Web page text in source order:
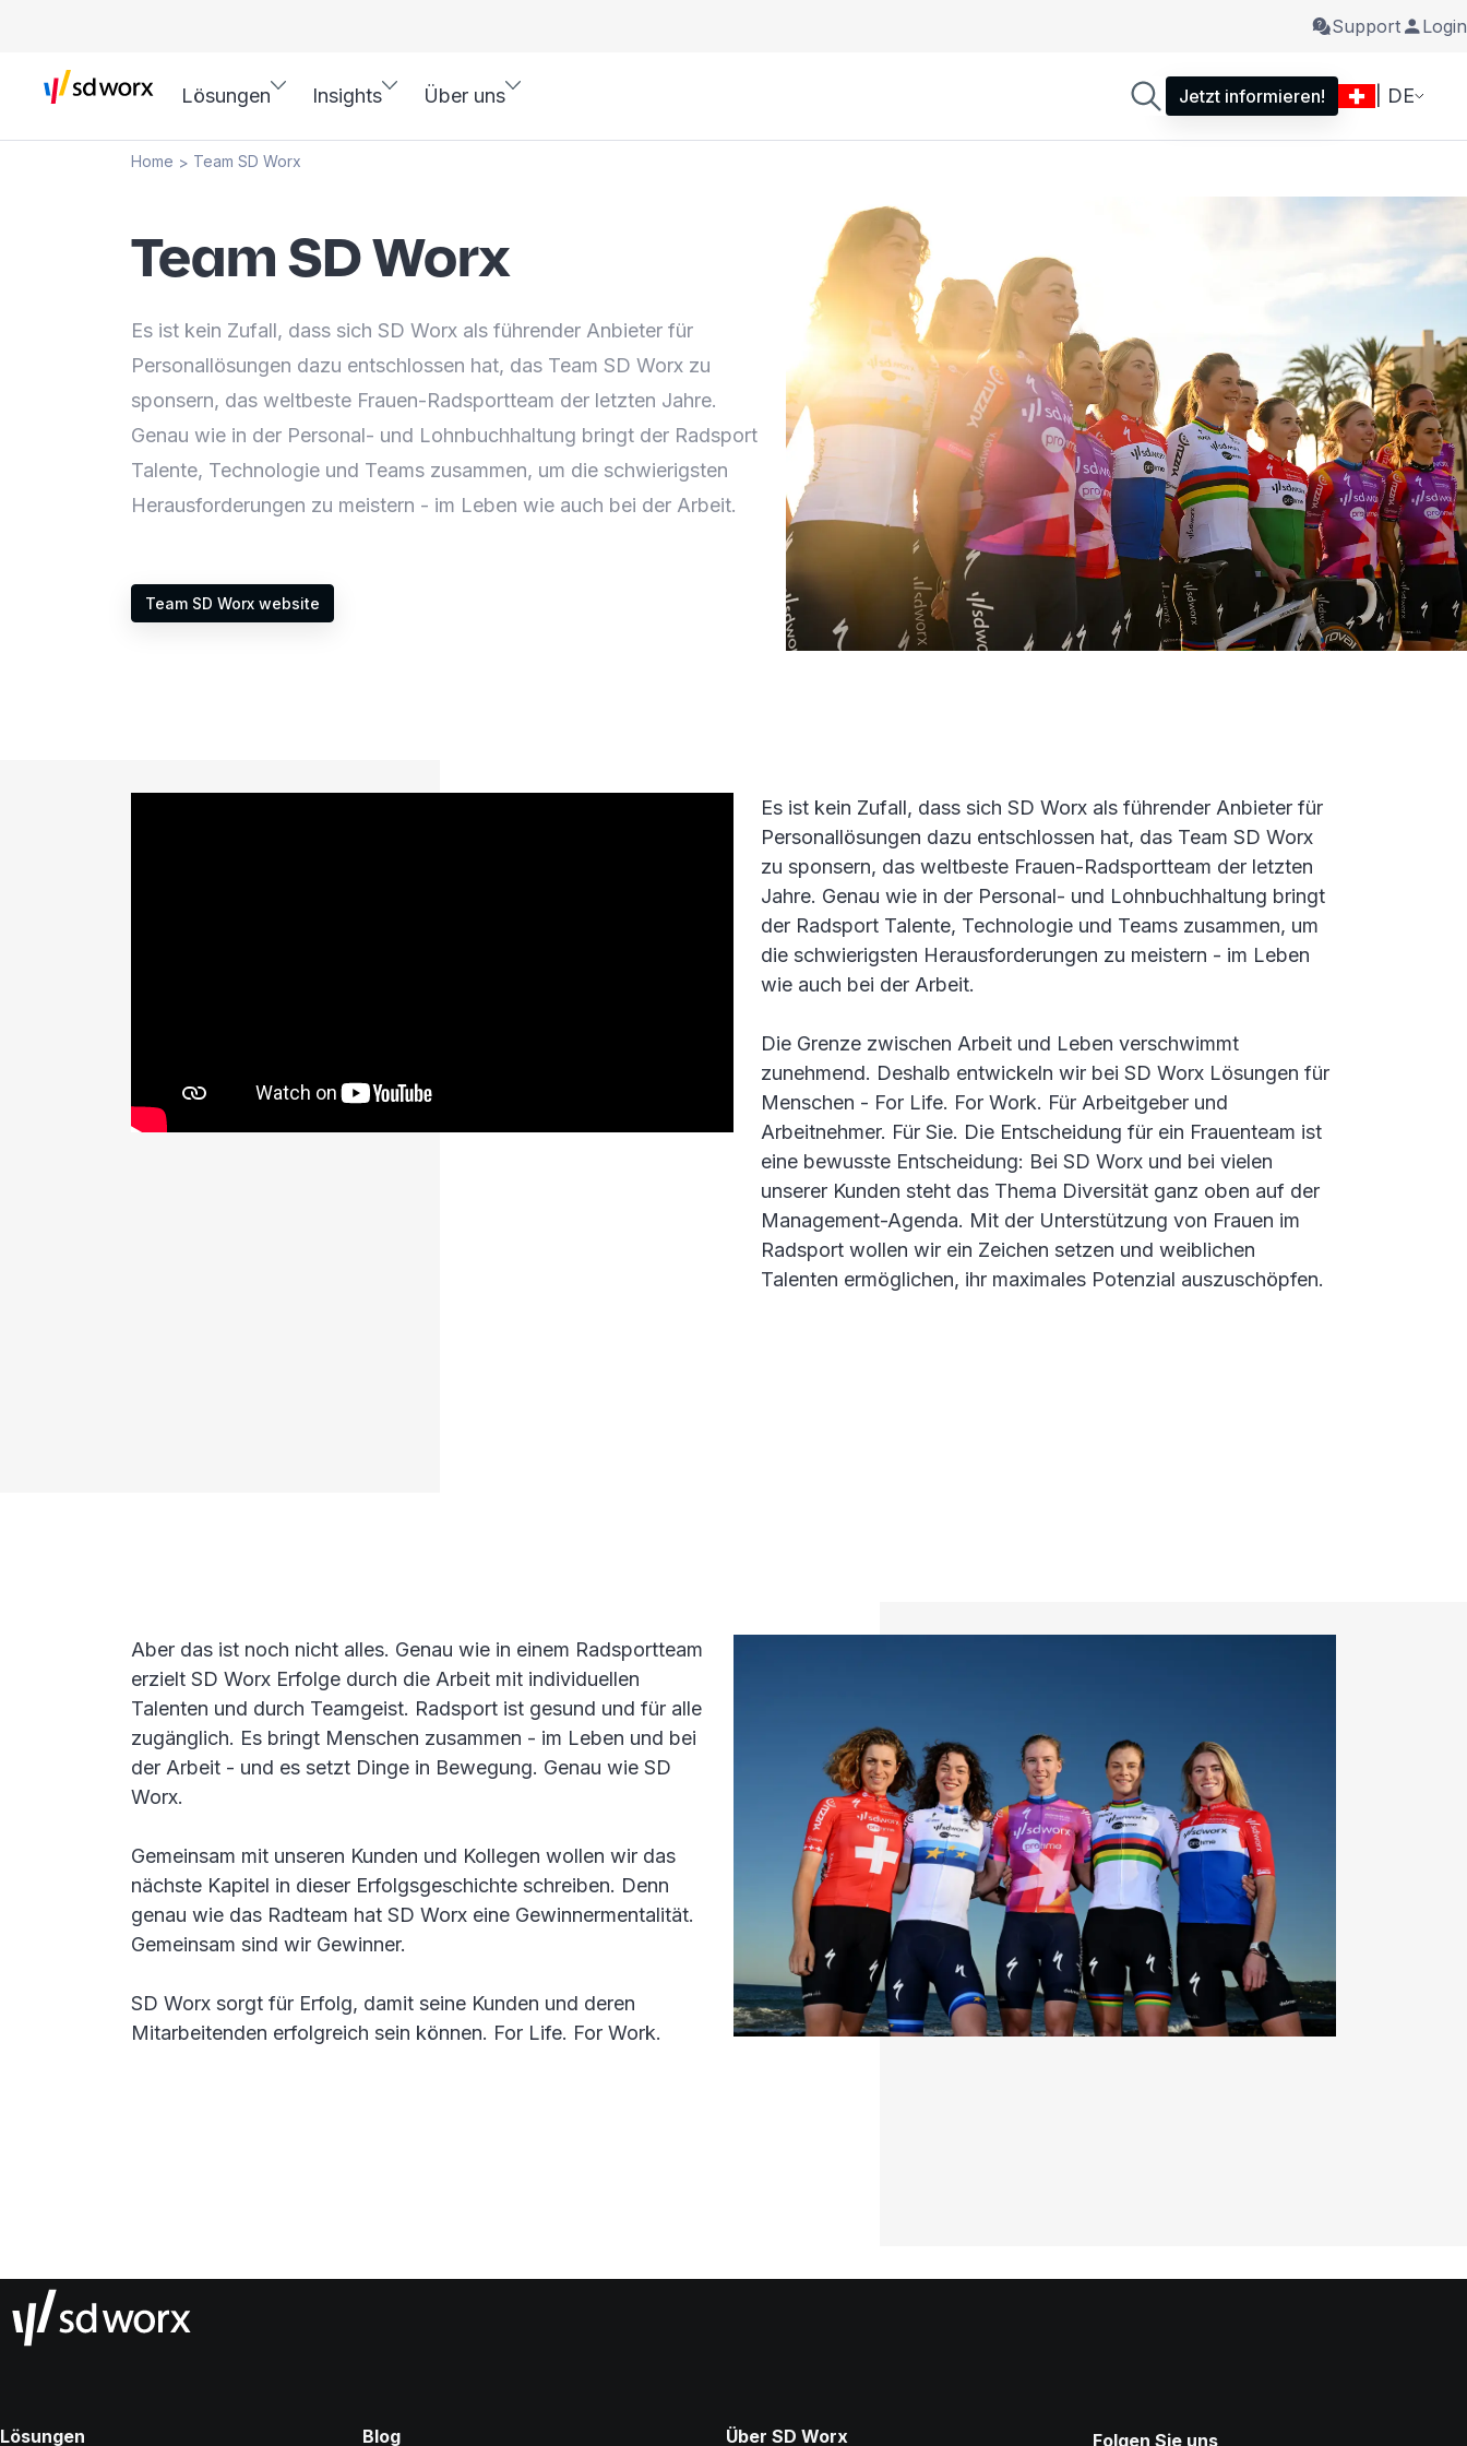
Support Login
Lösungen Insights Über uns Jetzt informieren! | DE
Home > Team SD Worx
Team SD Worx
Es ist kein Zufall, dass sich SD Worx als führender Anbieter für
Personallösungen dazu entschlossen hat, das Team SD Worx zu
sponsern, das weltbeste Frauen-Radsportteam der letzten Jahre.
Genau wie in der Personal- und Lohnbuchhaltung bringt der Radsport
Talente, Technologie und Teams zusammen, um die schwierigsten
Herausforderungen zu meistern - im Leben wie auch bei der Arbeit.
Team SD Worx website
Es ist kein Zufall, dass sich SD Worx als führender Anbieter für
Personallösungen dazu entschlossen hat, das Team SD Worx
zu sponsern, das weltbeste Frauen-Radsportteam der letzten
Jahre. Genau wie in der Personal- und Lohnbuchhaltung bringt
der Radsport Talente, Technologie und Teams zusammen, um
die schwierigsten Herausforderungen zu meistern - im Leben
wie auch bei der Arbeit.
Die Grenze zwischen Arbeit und Leben verschwimmt
zunehmend. Deshalb entwickeln wir bei SD Worx Lösungen für
Menschen - For Life. For Work. Für Arbeitgeber und
Arbeitnehmer. Für Sie. Die Entscheidung für ein Frauenteam ist
eine bewusste Entscheidung: Bei SD Worx und bei vielen
unserer Kunden steht das Thema Diversität ganz oben auf der
Management-Agenda. Mit der Unterstützung von Frauen im
Radsport wollen wir ein Zeichen setzen und weiblichen
Talenten ermöglichen, ihr maximales Potenzial auszuschöpfen.
Aber das ist noch nicht alles. Genau wie in einem Radsportteam
erzielt SD Worx Erfolge durch die Arbeit mit individuellen
Talenten und durch Teamgeist. Radsport ist gesund und für alle
zugänglich. Es bringt Menschen zusammen - im Leben und bei
der Arbeit - und es setzt Dinge in Bewegung. Genau wie SD
Worx.
Gemeinsam mit unseren Kunden und Kollegen wollen wir das
nächste Kapitel in dieser Erfolgsgeschichte schreiben. Denn
genau wie das Radteam hat SD Worx eine Gewinnermentalität.
Gemeinsam sind wir Gewinner.
SD Worx sorgt für Erfolg, damit seine Kunden und deren
Mitarbeitenden erfolgreich sein können. For Life. For Work.
Lösungen Blog Über SD Worx Folgen Sie uns